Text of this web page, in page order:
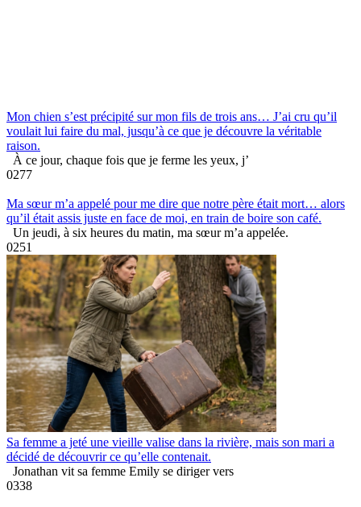
Mon chien s’est précipité sur mon fils de trois ans… J’ai cru qu’il
voulait lui faire du mal, jusqu’à ce que je découvre la véritable
raison.
À ce jour, chaque fois que je ferme les yeux, j’
0277
Ma sœur m’a appelé pour me dire que notre père était mort… alors
qu’il était assis juste en face de moi, en train de boire son café.
Un jeudi, à six heures du matin, ma sœur m’a appelée.
0251
Sa femme a jeté une vieille valise dans la rivière, mais son mari a
décidé de découvrir ce qu’elle contenait.
Jonathan vit sa femme Emily se diriger vers
0338